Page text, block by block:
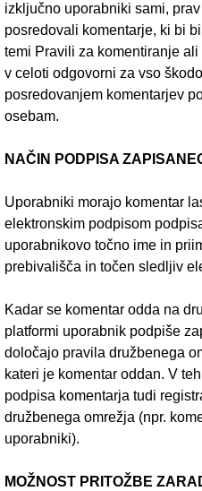
izključno uporabniki sami,
posredovali komentarje, ki bi
temi Pravili za komentiranje
v celoti odgovorni za vso
posredovanjem komentarjev
osebam.
NAČIN PODPISA
Uporabniki morajo komentar
elektronskim podpisom
uporabnikovo točno ime in
prebivališča in točen sledljiv
Kadar se komentar odda na
platformi uporabnik podpiše
določajo pravila družbenega
kateri je komentar oddan. V
podpisa komentarja tudi
družbenega omrežja (npr.
uporabniki).
MOŽNOST PRITOŽBE